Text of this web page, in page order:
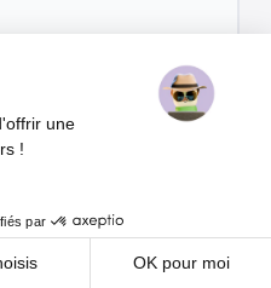
une
!
par
OK pour moi
son
?